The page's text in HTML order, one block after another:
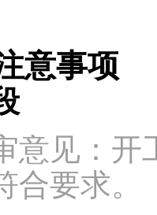
意事项
意见：
合要求。